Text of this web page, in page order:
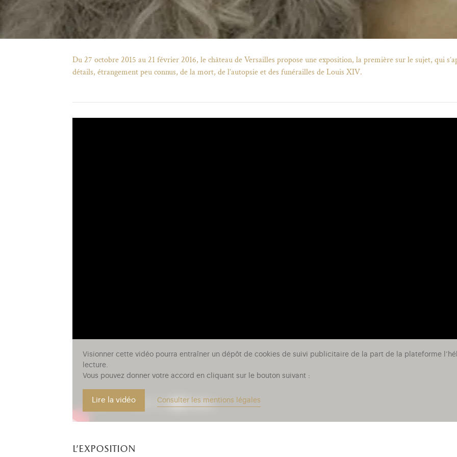
Du 27 octobre 2015 au 21 février 2016, le château de Versailles propose une exposition, la première sur le sujet, qui
détails, étrangement peu connus, de la mort, de l’autopsie et des funérailles de Louis XIV.
Visionner cette vidéo pourra entraîner un dépôt de cookies de suivi publicitaire de la part de la plateforme
lecture.
Vous pouvez donner votre accord en cliquant sur le bouton suivant :
Lire la vidéo Consulter les mentions légales
l'exposition